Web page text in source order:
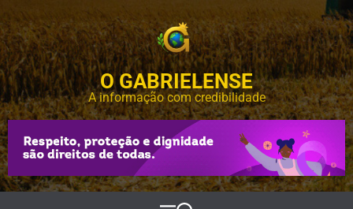
k
p
t
o
c
o
n
t
e
O GABRIELENSE
A informação com credibilidade